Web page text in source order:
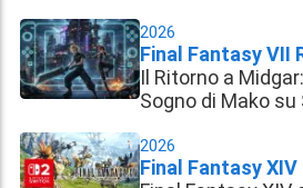
2026
Final Fantasy VII
Il Ritorno a
Sogno di Mako
2026
Final Fantasy XIV